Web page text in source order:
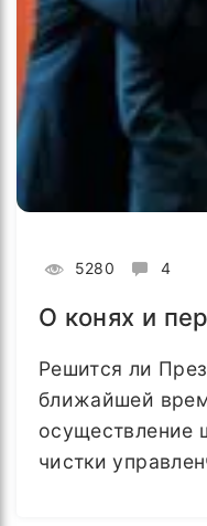
5280 4
О конях и
Решится ли
ближайшей
осуществление
чистки